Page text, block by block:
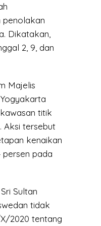
penolakan
Dikatakan,
2, 9, dan
Majelis
titik
Aksi tersebut
kenaikan
persen pada
Sultan
tidak
2020 tentang